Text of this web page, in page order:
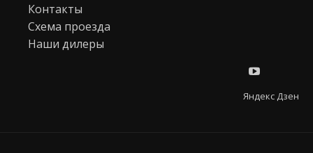
Контакты
Схема проезда
Наши дилеры
Яндекс Дзен